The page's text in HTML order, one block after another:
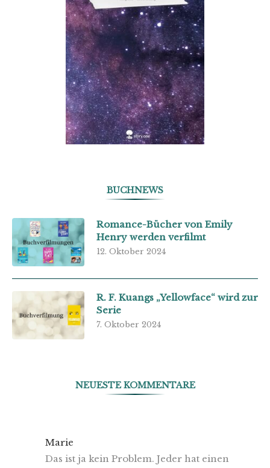
BUCHNEWS
Romance-Bücher von Emily
Henry werden verfilmt
12. Oktober 2024
R. F. Kuangs „Yellowface“ wird zur
Serie
7. Oktober 2024
NEUESTE KOMMENTARE
Marie
Das ist ja kein Problem. Jeder hat einen